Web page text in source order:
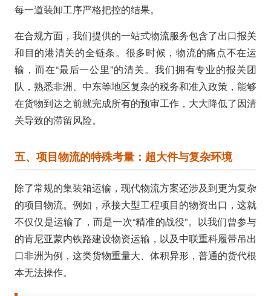
每一道装卸工序严格把控的结果。
在合规方面，我们提供的一站式物流服务包含了出口报关
和目的港清关的全链条。很多时候，物流的痛点不在运
输，而在“最后一公里”的清关。我们拥有专业的报关团
队，熟悉非洲、中东等地区复杂的税务和准入政策，能够
在货物到达之前就完成所有的预审工作，大大降低了因清
关导致的滞留风险。
五、项目物流的特殊考量：超大件与复杂环境
除了常规的集装箱运输，现代物流方案还涉及到更为复杂
的项目物流。例如，承接大型工程项目的物资出口，这就
不仅仅是运输了，而是一次“精准的战役”。以我们曾参与
的肯尼亚蒙内铁路建设物资运输，以及中联重科履带吊出
口非洲为例，这类货物重量大、体积异形，普通的货代根
本无法操作。